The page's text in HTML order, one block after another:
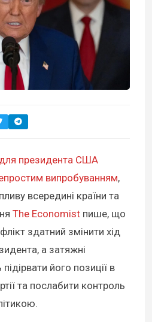
президента США
випробуванням,
всередині країни та
The Economist пише, що
здатний змінити хід
а затяжні
його позиції в
та послабити контроль